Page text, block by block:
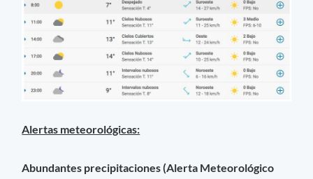
Alertas meteorológicas:
Abundantes precipitaciones (Alerta Meteorológico